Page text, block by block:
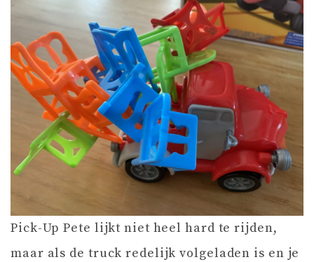
Pick-Up Pete lijkt niet heel hard te rijden,
maar als de truck redelijk volgeladen is en je